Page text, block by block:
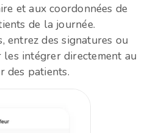
et aux coordonnées de
de la journée.
entrez des signatures ou
intégrer directement au
des patients.